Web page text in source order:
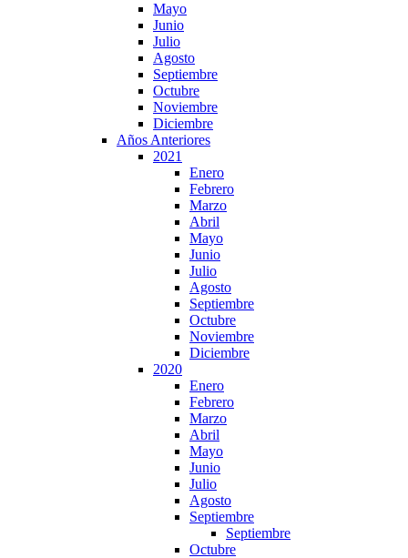
Mayo
Junio
Julio
Agosto
Septiembre
Octubre
Noviembre
Diciembre
Años Anteriores
2021
Enero
Febrero
Marzo
Abril
Mayo
Junio
Julio
Agosto
Septiembre
Octubre
Noviembre
Diciembre
2020
Enero
Febrero
Marzo
Abril
Mayo
Junio
Julio
Agosto
Septiembre
Septiembre
Octubre